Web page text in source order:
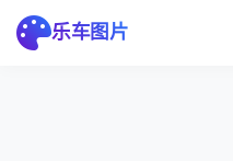
乐车图片